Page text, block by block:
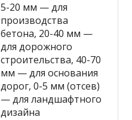
5-20 мм — для
производства
бетона, 20-40 мм —
для дорожного
строительства, 40-70
мм — для основания
дорог, 0-5 мм (отсев)
— для ландшафтного
дизайна